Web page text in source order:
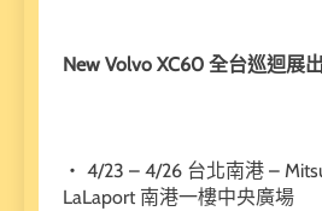
New Volvo XC60 全台巡迴展
・ 4/23 – 4/26 台北南港 –
LaLaport 南港一樓中央廣場